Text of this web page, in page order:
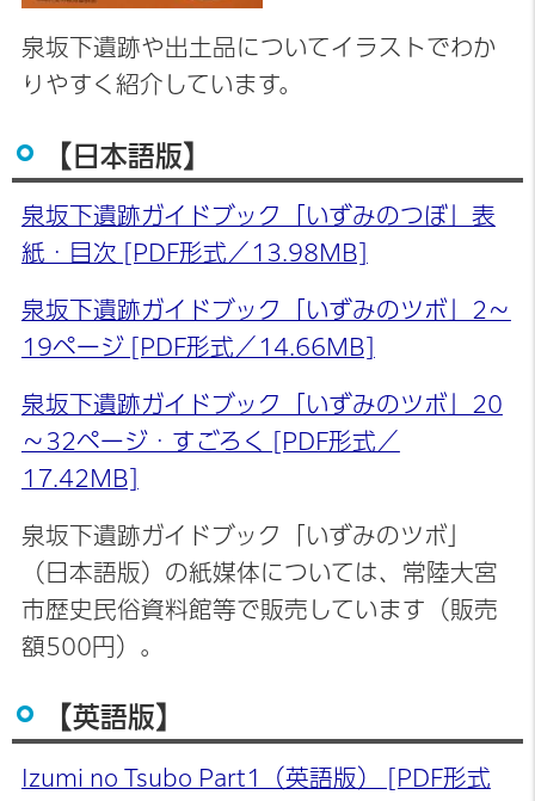
泉坂下遺跡や出土品についてイラストでわか
りやすく紹介しています。
【日本語版】
泉坂下遺跡ガイドブック「いずみのつぼ」表
紙・目次 [PDF形式／13.98MB]
泉坂下遺跡ガイドブック「いずみのツボ」2～
19ページ [PDF形式／14.66MB]
泉坂下遺跡ガイドブック「いずみのツボ」20
～32ページ・すごろく [PDF形式／
17.42MB]
泉坂下遺跡ガイドブック「いずみのツボ」
（日本語版）の紙媒体については、常陸大宮
市歴史民俗資料館等で販売しています（販売
額500円）。
【英語版】
Izumi no Tsubo Part1（英語版） [PDF形式